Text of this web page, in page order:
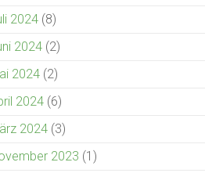
2024 (8)
2024 (2)
2024 (2)
2024 (6)
2024 (3)
2023 (1)